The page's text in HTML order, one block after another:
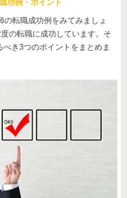
功例・ポイント
の転職成功例をみてみましょ
の転職に成功しています。そ
き3つのポイントをまとめま